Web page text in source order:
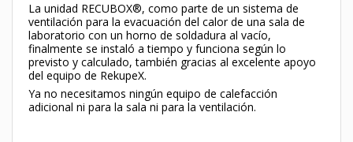
La unidad RECUBOX®, como parte de un sistema de
ventilación para la evacuación del calor de una sala de
laboratorio con un horno de soldadura al vacío,
finalmente se instaló a tiempo y funciona según lo
previsto y calculado, también gracias al excelente apoyo
del equipo de RekupeX.
Ya no necesitamos ningún equipo de calefacción
adicional ni para la sala ni para la ventilación.